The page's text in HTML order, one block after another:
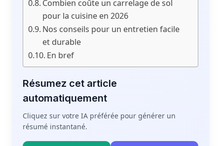
Combien coûte un carrelage de sol
pour la cuisine en 2026
Nos conseils pour un entretien facile
et durable
En bref
Résumez cet article
automatiquement
Cliquez sur votre IA préférée pour générer un
résumé instantané.